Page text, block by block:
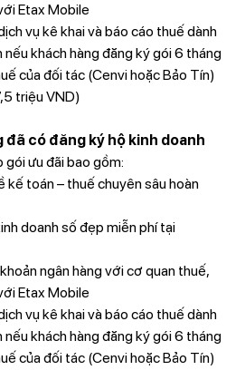
Etax Mobile
vụ kê khai và báo cáo thuế dành
nếu khách hàng đăng ký gói 6 tháng
của đối tác (Cenvi hoặc Bảo Tín)
triệu VND)
đã có đăng ký hộ kinh doanh
ưu đãi bao gồm:
kế toán – thuế chuyên sâu hoàn
doanh số đẹp miễn phí tại
ngân hàng với cơ quan thuế,
Etax Mobile
vụ kê khai và báo cáo thuế dành
nếu khách hàng đăng ký gói 6 tháng
của đối tác (Cenvi hoặc Bảo Tín)